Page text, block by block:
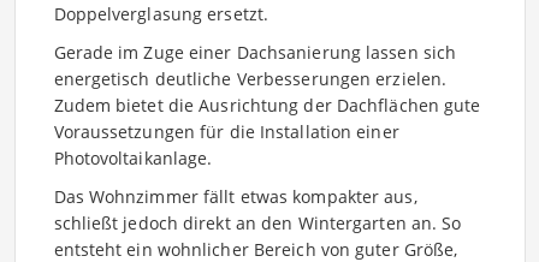
Doppelverglasung ersetzt.
Gerade im Zuge einer Dachsanierung lassen sich
energetisch deutliche Verbesserungen erzielen.
Zudem bietet die Ausrichtung der Dachflächen gute
Voraussetzungen für die Installation einer
Photovoltaikanlage.
Das Wohnzimmer fällt etwas kompakter aus,
schließt jedoch direkt an den Wintergarten an. So
entsteht ein wohnlicher Bereich von guter Größe,